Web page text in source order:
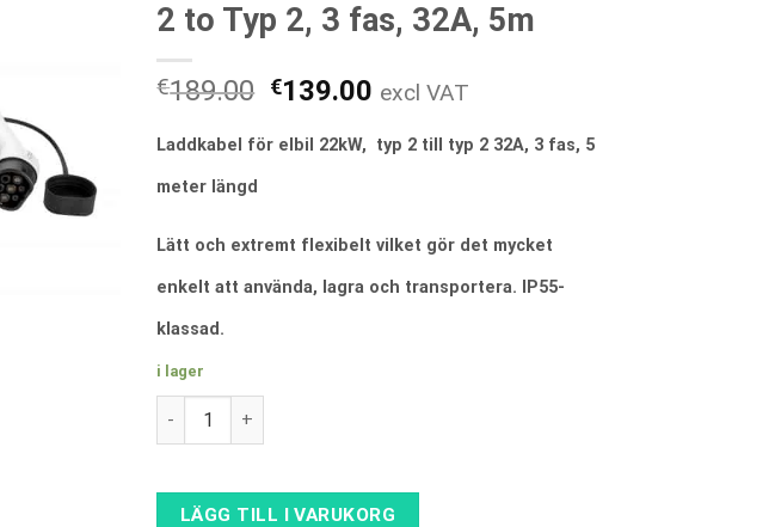
2 to Typ 2, 3 fas, 32A, 5m
€189.00 Det
priset
€139.00 Det
priset
excl VAT
Laddkabel för elbil 22kW, typ 2 till typ 2 32A, 3 fas, 5
meter längd
Lätt och extremt flexibelt vilket gör det mycket
enkelt att använda, lagra och transportera. IP55-
klassad.
i lager
Laddkabel för elbil 22kW, Typ 2 to Typ 2, 3 fas, 32A, 5m mängd
LÄGG TILL I VARUKORG